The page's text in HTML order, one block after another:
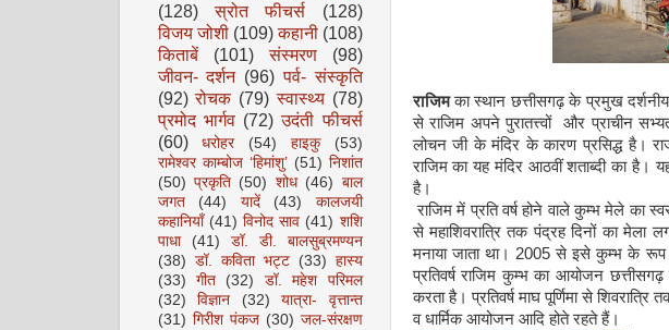
राजिमका स्थान छत्तीसगढ़ के प्रमुख
से राजिम अपने पुरातत्त्वों और प्राचीन
लोचन जी के मंदिर के कारण प्रसिद्ध है।
राजिम का यह मंदिर आठवीं शताब्दी का है।
है।
राजिम में प्रति वर्ष होने वाले कुम्भ मेले का
से महाशिवरात्रि तक पंद्रह दिनों का मेला
मनाया जाता था। 2005से इसे कुम्भ के रूप में
प्रतिवर्ष राजिम कुम्भ का आयोजन
करता है। प्रतिवर्ष माघ पूर्णिमा से
व धार्मिक आयोजन आदि होते रहते हैं।
(128)
स्रोत फीचर्स
(128)
विजय जोशी (109) कहानी (108)
किताबें
(101) संस्मरण
(98)
जीवन- दर्शन (96) पर्व- संस्कृति
(92) रोचक (79) स्वास्थ्य (78)
प्रमोद भार्गव (72) उदंती फीचर्स
(60)
धरोहर (54) हाइकु
(53)
रामेश्वर काम्बोज ‘हिमांशु’ (51) निशांत
(50) प्रकृति (50) शोध (46) बाल
जगत
(44) यादें (43)
कालजयी
कहानियाँ (41) विनोद साव (41) शशि
पाधा
(41)
डॉ. डी. बालसुब्रमण्यन
(38) डॉ. कविता भट्ट (33) हास्य
(33)
गीत (32)
डॉ. महेश परिमल
(32)
विज्ञान (32)
यात्रा- वृत्तान्त
(31) गिरीश पंकज (30) जल-संरक्षण